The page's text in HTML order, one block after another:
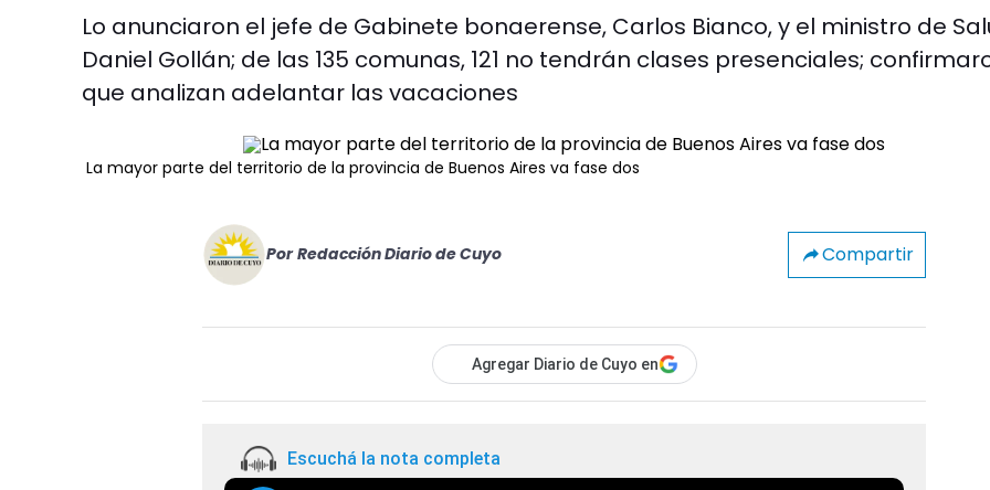
Lo anunciaron el jefe de Gabinete bonaerense, Carlos Bianco, y el ministro de
Daniel Gollán; de las 135 comunas, 121 no tendrán clases presenciales;
que analizan adelantar las vacaciones
La mayor parte del territorio de la provincia de Buenos Aires va fase dos
Por Redacción Diario de Cuyo Compartir
Agregar Diario de Cuyo en
Escuchá la nota completa